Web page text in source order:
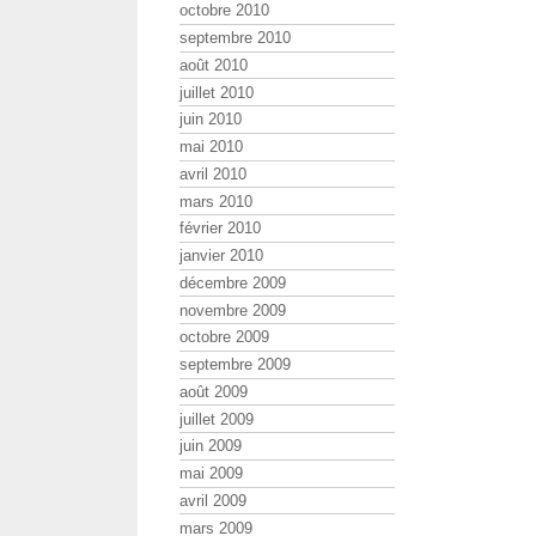
octobre 2010
septembre 2010
août 2010
juillet 2010
juin 2010
mai 2010
avril 2010
mars 2010
février 2010
janvier 2010
décembre 2009
novembre 2009
octobre 2009
septembre 2009
août 2009
juillet 2009
juin 2009
mai 2009
avril 2009
mars 2009